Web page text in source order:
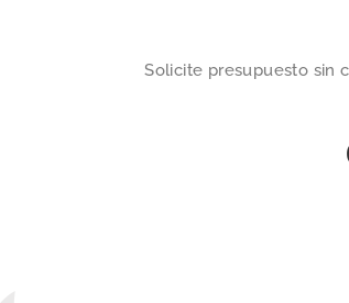
Solicite presupuesto sin